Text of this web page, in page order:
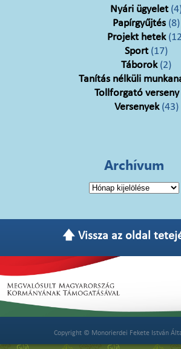
Nyári ügyelet
Papírgyűjtés (8)
Projekt hetek
Sport(17)
Táborok(2)
Tanítás nélküli
Tollforgató verseny
Versenyek(43)
Archívum
Archívum
🡅 Vissza az oldal
Copyright © Monorierdei Fekete István